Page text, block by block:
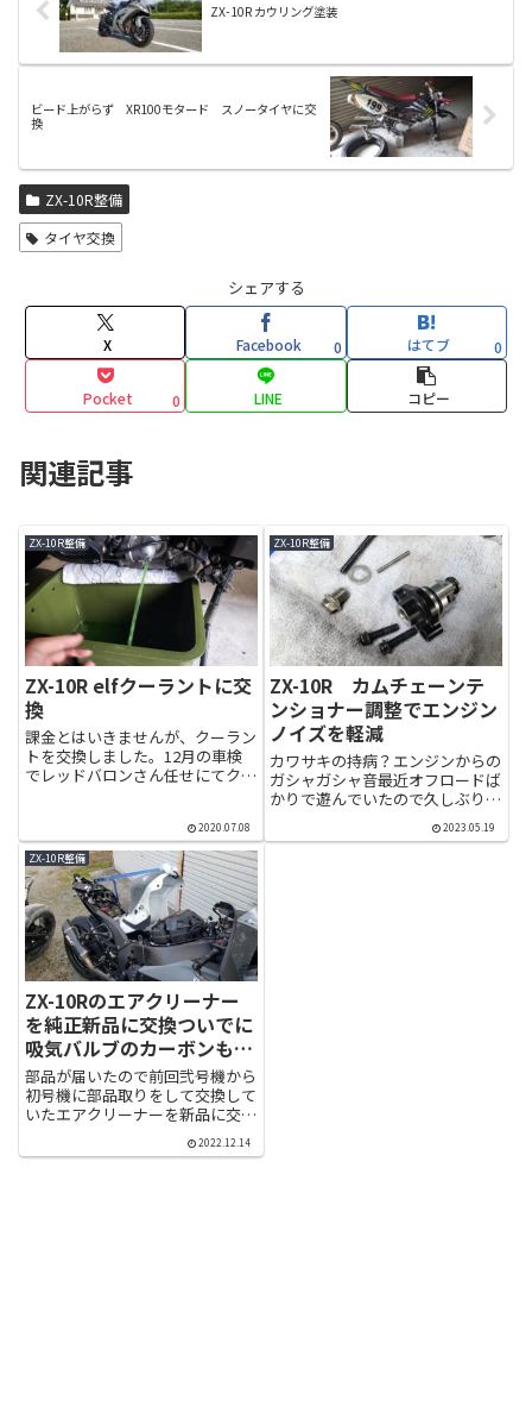
ZX-10R カウリング塗装
ビード上がらず XR100モタード スノータイヤに交
換
ZX-10R整備
タイヤ交換
シェアする
X Facebook 0 はてブ 0
Pocket 0 LINE コピー
関連記事
ZX-10R整備
ZX-10R elfクーラントに交
換
課金とはいきませんが、クーラン
トを交換しました。12月の車検
でレッドバロンさん任せにてクー
入れたくなったので交換。今回使
用したクーラントはエルフの不凍
液タイプの方です。(funct...
2020.07.08
ZX-10R整備
ZX-10R カムチェーンテ
ンショナー調整でエンジン
ノイズを軽減
カワサキの持病？エンジンからの
ガシャガシャ音最近オフロードば
かりで遊んでいたので久しぶりの
ZX-10R記事になります。以前か
ら気になっていた初号機のエンジ
2023.05.19
ZX-10R整備
ZX-10Rのエアクリーナー
を純正新品に交換ついでに
吸気バルブのカーボンも確
認
部品が届いたので前回弐号機から
初号機に部品取りをして交換して
いたエアクリーナーを新品に交換
していきます。ついでに吸気バル
ブも覗いてみました。エアクリー
2022.12.14